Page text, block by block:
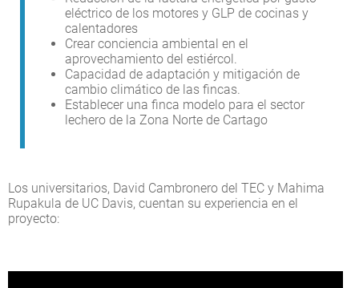
eléctrico de los motores y GLP de cocinas y
calentadores
Crear conciencia ambiental en el
aprovechamiento del estiércol.
Capacidad de adaptación y mitigación de
cambio climático de las fincas.
Establecer una finca modelo para el sector
lechero de la Zona Norte de Cartago
Los universitarios, David Cambronero del TEC y Mahima
Rupakula de UC Davis, cuentan su experiencia en el
proyecto: